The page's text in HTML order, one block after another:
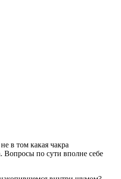
в том какая чакра
Вопросы по сути вполне себе